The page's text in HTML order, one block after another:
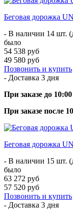
Беговая дорожка
- В наличии 14 шт.
было
54 538 руб
49 580 руб
Позвонить и купить
- Доставка 3 дня
При заказе до 10:00
При заказе после
Беговая дорожка
- В наличии 15 шт.
было
63 272 руб
57 520 руб
Позвонить и купить
- Доставка 3 дня